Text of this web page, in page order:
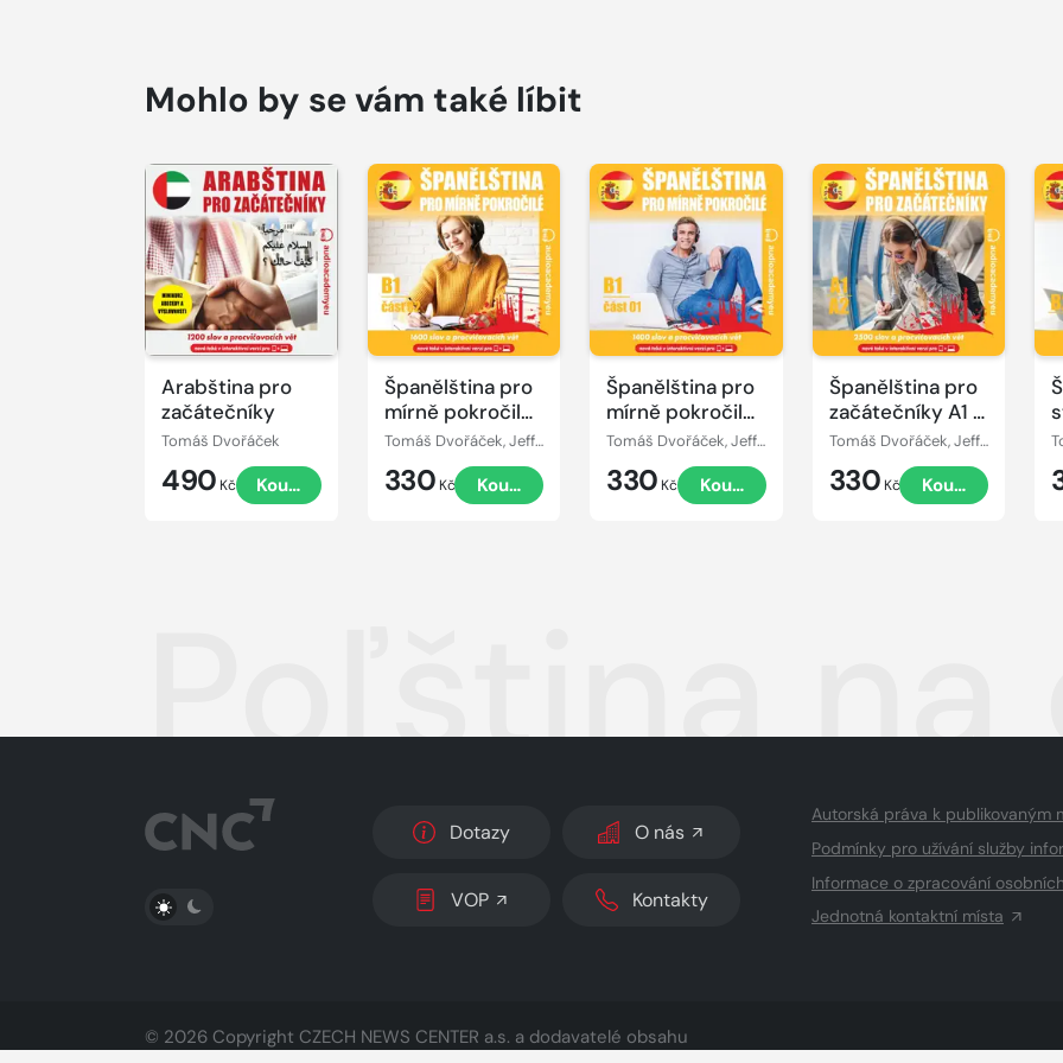
Mohlo by se vám také líbit
Arabština pro
začátečníky
Tomáš Dvořáček
490 Kč Koupit
Přehrát
ukázku
Španělština pro
mírně pokročilé
B1, část 2
Tomáš Dvořáček, Jeff Short, Kateřina Dvořáčková, Alena Sasínová
330 Kč Koupit
Přehrát
ukázku
Španělština pro
mírně pokročilé
B1, část 1
Tomáš Dvořáček, Jeff Short, Kateřina Dvořáčková, Alena Sasínová
330 Kč Koupit
Přehrát
ukázku
Španělština pro
začátečníky A1 -
A2
Tomáš Dvořáček, Jeff Short, Kateřina Dvořáčková, Alena Sasínová
330 Kč Koupit
Přehrát
ukázku
Poľština na
PŘEPNOUT SVĚTLÝ/TMAVÝ REŽIM
Dotazy O nás
VOP Kontakty
Autorská práva k publikovaným
Podmínky pro užívání služby
Informace o zpracování
Jednotná kontaktní místa
© 2026 Copyright CZECH NEWS CENTER a.s. a dodavatelé obsahu